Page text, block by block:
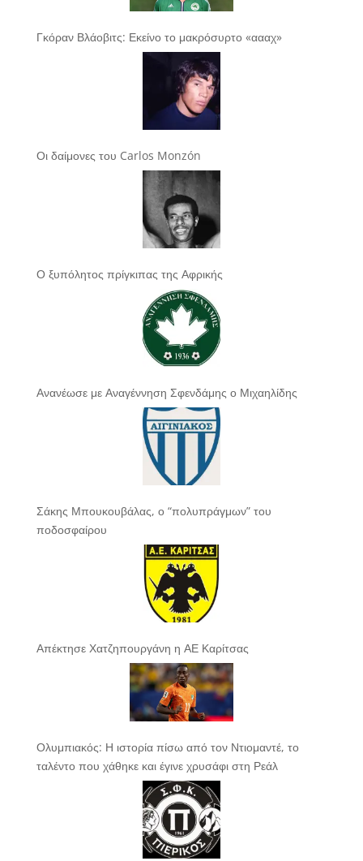
Γκόραν Βλάοβιτς: Εκείνο το μακρόσυρτο «αααχ»
Οι δαίμονες του Carlos Monzón
Ο ξυπόλητος πρίγκιπας της Αφρικής
Ανανέωσε με Αναγέννηση Σφενδάμης ο Μιχαηλίδης
Σάκης Μπουκουβάλας, ο “πολυπράγμων” του
ποδοσφαίρου
Απέκτησε Χατζηπουργάνη η ΑΕ Καρίτσας
Ολυμπιακός: Η ιστορία πίσω από τον Ντιομαντέ, το
ταλέντο που χάθηκε και έγινε χρυσάφι στη Ρεάλ